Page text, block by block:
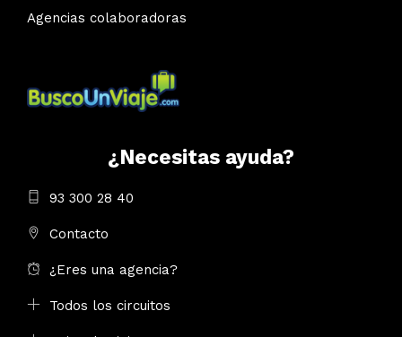
Agencias colaboradoras
¿Necesitas ayuda?
93 300 28 40
Contacto
¿Eres una agencia?
Todos los circuitos